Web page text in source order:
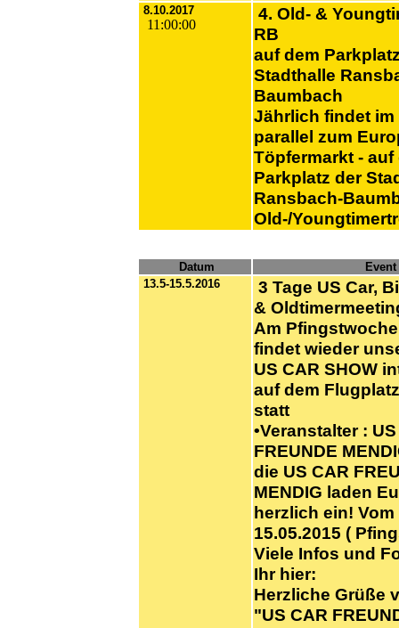
8.10.2017
11:00:00
4. Old- &
RB
auf dem
Stadthalle
Baumbach
Jährlich findet im
parallel zum
Töpfermarkt - auf
Parkplatz der
Ransbach-
Old-/
Datum
Event
13.5-15.5.2016
3 Tage US Car,
&
Am
findet wieder
US CAR SHOW
auf dem
statt
•Veranstalter :
FREUNDE
die US CAR
MENDIG laden
herzlich ein! Vom
15.05.2015 (
Viele Infos und
Ihr hier:
Herzliche Grüße
"US CAR